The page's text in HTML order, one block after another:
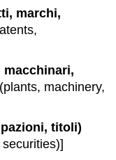
marchi,
macchinari,
machinery,
titoli)